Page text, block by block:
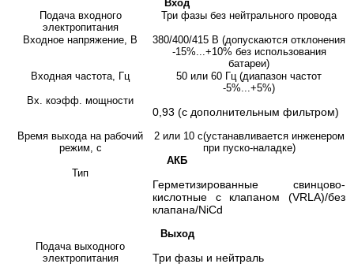
Вход
Подача входного
электропитания
Три фазы без нейтрального провода
Входное напряжение, В
380/400/415 В (допускаются отклонения
-15%...+10% без использования
батареи)
Входная частота, Гц
50 или 60 Гц (диапазон частот
-5%...+5%)
Вх. коэфф. мощности
0,93 (с дополнительным фильтром)
Время выхода на рабочий
режим, с
2 или 10 с(устанавливается инженером
при пуско-наладке)
АКБ
Тип
Герметизированные свинцово-
кислотные с клапаном (VRLA)/без
клапана/NiCd
Выход
Подача выходного
электропитания
Три фазы и нейтраль